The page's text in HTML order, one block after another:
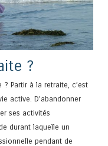
?
Partir à la retraite, c’est
active. D’abandonner
ses activités
durant laquelle un
pendant de